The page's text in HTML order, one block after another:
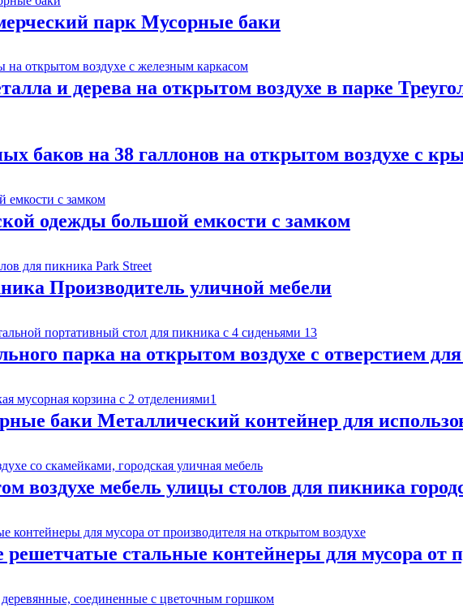
парк Мусорные баки
и дерева на открытом воздухе в парке
баков на 38 галлонов на открытом воздухе с
одежды большой емкости с замком
Производитель уличной мебели
парка на открытом воздухе с отверстием
баки Металлический контейнер для
воздухе мебель улицы столов для пикника
стальные контейнеры для мусора от